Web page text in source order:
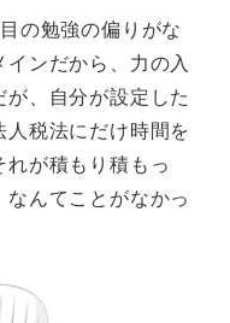
の勉強の偏りがな
ンだから、力の入
、自分が設定した
税法にだけ時間を
れが積もり積もっ
んてことがなかっ